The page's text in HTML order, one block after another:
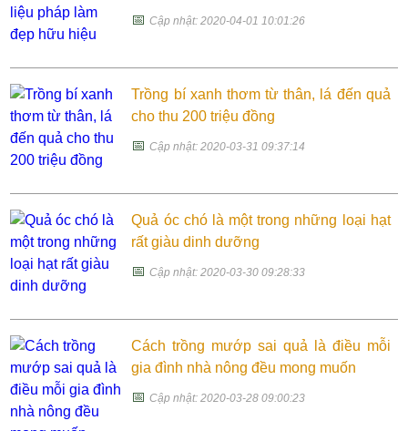
📅Cập nhật: 2020-04-01 10:01:26
Trồng bí xanh thơm từ thân, lá đến quả
cho thu 200 triệu đồng
📅Cập nhật: 2020-03-31 09:37:14
Quả óc chó là một trong những loại hạt
rất giàu dinh dưỡng
📅Cập nhật: 2020-03-30 09:28:33
Cách trồng mướp sai quả là điều mỗi
gia đình nhà nông đều mong muốn
📅Cập nhật: 2020-03-28 09:00:23